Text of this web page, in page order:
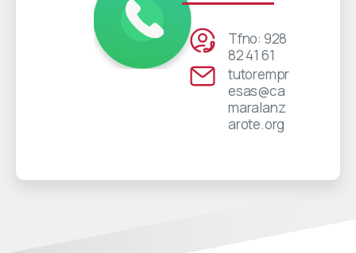
Tfno: 928
82 41 61
tutorempr
esas@ca
maralanz
arote.org